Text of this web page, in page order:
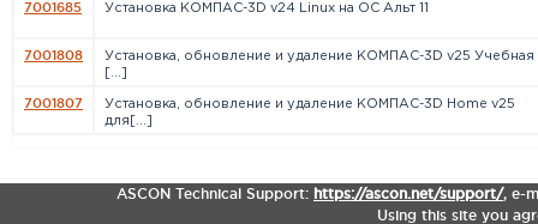
7001685 Установка КОМПАС-3D v24 Linux на ОС Альт 11
7001808
Установка, обновление и удаление КОМПАС-3D v25 Учебная
[...]
7001807
Установка, обновление и удаление КОМПАС-3D Home v25
для[...]
ASCON Technical Support: https://ascon.net/support/, e-
Using this site you